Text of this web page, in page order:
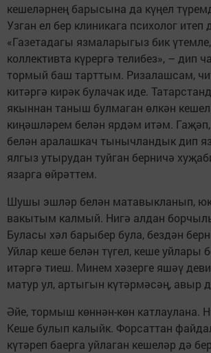
кешеләрнең барысына да күңел
Узган ел бер клиникага психолог
«Газетадагы язмаларыгыз бик үтемле,
коллективта күрергә телибез», – дип
тормый баш тарттым. Ризалашсам,
китәргә кирәк булачак иде.
якыннан таныш булмаган өлкән
киңәшләрем белән ярдәм итәм.
белән аралашкач тынычландык дип
ялгыз утырудан туйган берничә
язарга өйрәттем.
Шушы эшләр белән матавыкланып,
вакытым калмый. Нигә алдан
Буласы хәл барыбер була, бездән
Уйлар кеше белән түгел, кеше уйлары
итәргә тиеш. Минем хәзерге яшәү
матур ул, артыгын күтәрмәсәң, авыр
Әйе, тормыш көннән-көн катлаулана.
Кеше булып калыйк. Форсаттан
күтәреп баерга уйлаган кешеләр дә